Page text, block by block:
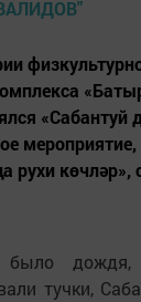
«Сабантуй
рухи көчләр»,
дождя,
тучки,